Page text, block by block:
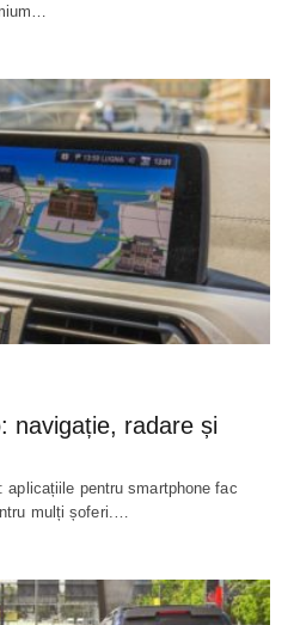
navigație, radare și
aplicațiile pentru smartphone fac
mulți șoferi.…